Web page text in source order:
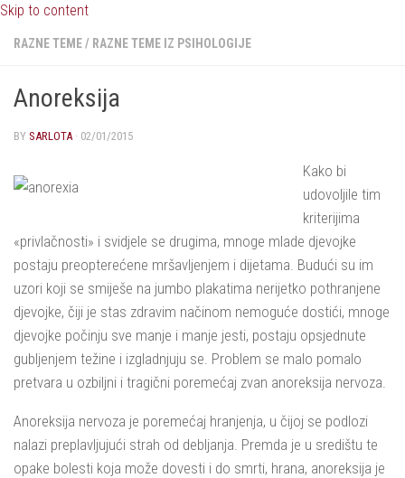
Skip to content
RAZNE TEME/ RAZNE TEME IZ PSIHOLOGIJE
Anoreksija
BY SARLOTA · 02/01/2015
Kako bi
udovoljile tim
kriterijima
«privlačnosti» i svidjele se drugima, mnoge mlade djevojke
postaju preopterećene mršavljenjem i dijetama. Budući su im
uzori koji se smiješe na jumbo plakatima nerijetko pothranjene
djevojke, čiji je stas zdravim načinom nemoguće dostići, mnoge
djevojke počinju sve manje i manje jesti, postaju opsjednute
gubljenjem težine i izgladnjuju se. Problem se malo pomalo
pretvara u ozbiljni i tragični poremećaj zvan anoreksija nervoza.
Anoreksija nervoza je poremećaj hranjenja, u čijoj se podlozi
nalazi preplavljujući strah od debljanja. Premda je u središtu te
opake bolesti koja može dovesti i do smrti, hrana, anoreksija je